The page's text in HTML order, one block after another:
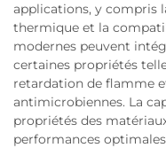
applications, y compris
thermique et la
modernes peuvent
certaines propriétés
retardation de flamme
antimicrobiennes. La
propriétés des
performances